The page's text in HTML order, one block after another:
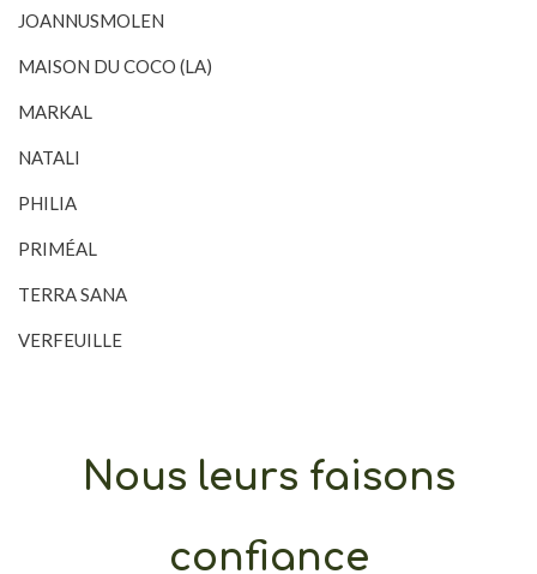
JOANNUSMOLEN
MAISON DU COCO (LA)
MARKAL
NATALI
PHILIA
PRIMÉAL
TERRA SANA
VERFEUILLE
Nous leurs faisons
confiance